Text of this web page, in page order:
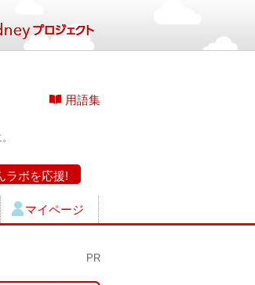
用語集
ラボを応援!
マイページ
PR